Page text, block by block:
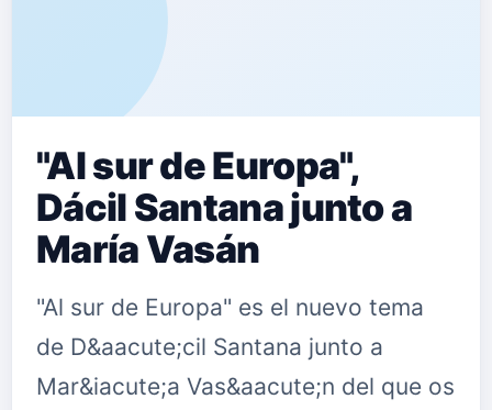
"Al sur de Europa",
Dácil Santana junto a
María Vasán
"Al sur de Europa" es el nuevo tema
de D&aacute;cil Santana junto a
Mar&iacute;a Vas&aacute;n del que os